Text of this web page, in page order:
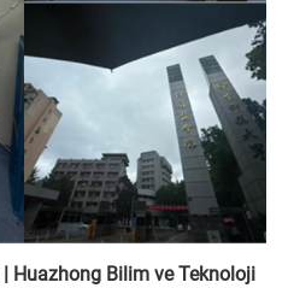
Huazhong Bilim ve Teknoloji